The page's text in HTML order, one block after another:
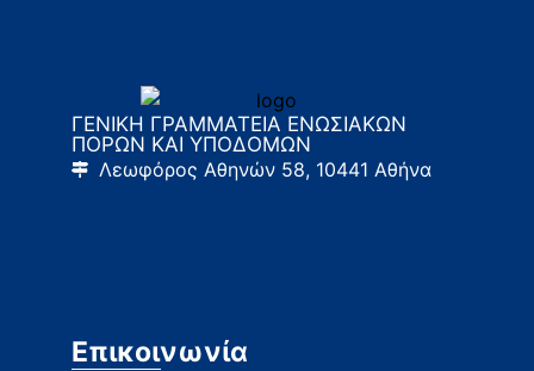
ΓΕΝΙΚΗ ΓΡΑΜΜΑΤΕΙΑ ΕΝΩΣΙΑΚΩΝ
ΠΟΡΩΝ ΚΑΙ ΥΠΟΔΟΜΩΝ
Λεωφόρος Αθηνών 58, 10441 Αθήνα
Επικοινωνία